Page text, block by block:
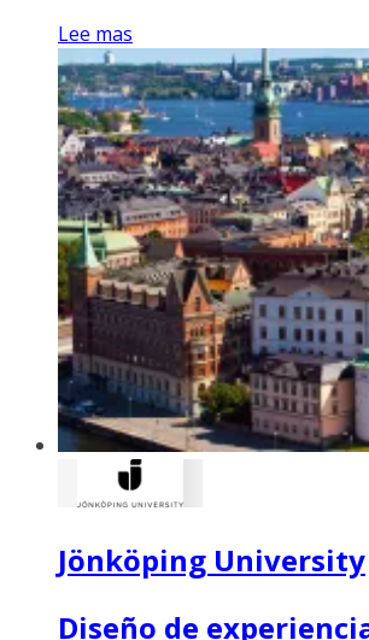
Lee mas
Jönköping University
Diseño de